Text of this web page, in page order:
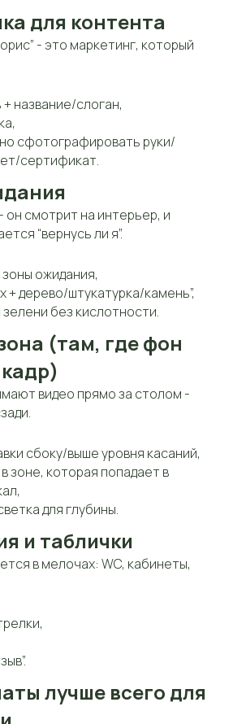
для контента
- это маркетинг, который
название/слоган,
сфотографировать руки/
сертификат.
он смотрит на интерьер, и
“вернусь ли я”.
ожидания,
+ дерево/штукатурка/камень”,
зелени без кислотности.
(там, где фон
видео прямо за столом -
сбоку/выше уровня касаний,
зоне, которая попадает в
для глубины.
и таблички
в мелочах: WC, кабинеты,
лучше всего для